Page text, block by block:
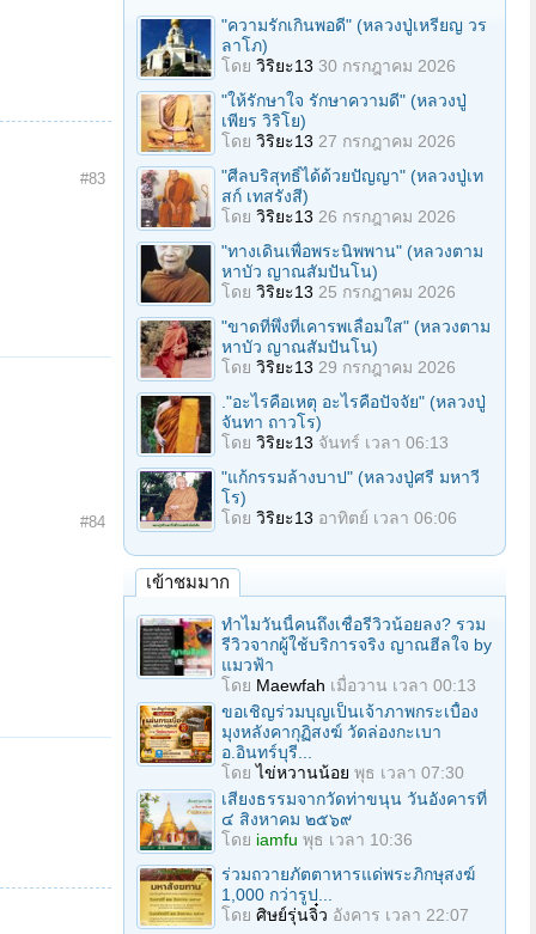
#83
#84
"ความรักเกินพอดี" (หลวงปู่เหรียญ วร
ลาโภ)
โดย วิริยะ13 30 กรกฎาคม 2026
"ให้รักษาใจ รักษาความดี" (หลวงปู่
เพียร วิริโย)
โดย วิริยะ13 27 กรกฎาคม 2026
"ศีลบริสุทธิ์ได้ด้วยปัญญา" (หลวงปู่เท
สก์ เทสรังสี)
โดย วิริยะ13 26 กรกฎาคม 2026
"ทางเดินเพื่อพระนิพพาน" (หลวงตาม
หาบัว ญาณสัมปันโน)
โดย วิริยะ13 25 กรกฎาคม 2026
"ขาดที่พึ่งที่เคารพเลื่อมใส" (หลวงตาม
หาบัว ญาณสัมปันโน)
โดย วิริยะ13 29 กรกฎาคม 2026
."อะไรคือเหตุ อะไรคือปัจจัย" (หลวงปู่
จันทา ถาวโร)
โดย วิริยะ13 จันทร์ เวลา 06:13
"แก้กรรมล้างบาป" (หลวงปู่ศรี มหาวี
โร)
โดย วิริยะ13 อาทิตย์ เวลา 06:06
เข้าชมมาก
ทำไมวันนี้คนถึงเชื่อรีวิวน้อยลง? รวม
รีวิวจากผู้ใช้บริการจริง ญาณฮีลใจ by
แมวฟ้า
โดย Maewfah เมื่อวาน เวลา 00:13
ขอเชิญร่วมบุญเป็นเจ้าภาพกระเบื้อง
มุงหลังคากุฏิสงฆ์ วัดล่องกะเบา
อ.อินทร์บุรี...
โดยไข่หวานน้อย พุธ เวลา 07:30
เสียงธรรมจากวัดท่าขนุน วันอังคารที่
๔ สิงหาคม ๒๕๖๙
โดย iamfu พุธ เวลา 10:36
ร่วมถวายภัตตาหารแด่พระภิกษุสงฆ์
1,000 กว่ารูป...
โดย ศิษย์รุ่นจิ๋ว อังคาร เวลา 22:07